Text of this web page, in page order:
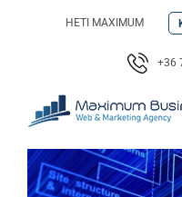
HETI MAXIMUM
+36